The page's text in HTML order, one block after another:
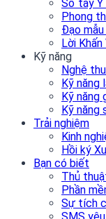
Sổ tay
Phong
Đạo
Lời Khấn
Kỹ năng
Nghệ
Kỹ năng
Kỹ năng
Kỹ năng
Trải nghiệm
Kinh
Hồi ký
Bạn có biết
Thủ
Phần
Sự tích